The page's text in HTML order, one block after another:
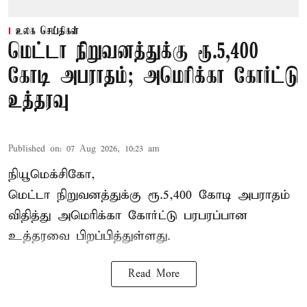
உலக செய்திகள்
மெட்டா நிறுவனத்துக்கு ரூ.5,400
கோடி அபராதம்; அமெரிக்கா கோர்ட்டு
உத்தரவு
Published on: 07 Aug 2026, 10:23 am
நியூமெக்சிகோ,
மெட்டா நிறுவனத்துக்கு ரூ.5,400 கோடி அபராதம்
விதித்து அமெரிக்கா கோர்ட்டு பரபரப்பான
உத்தரவை பிறப்பித்துள்ளது.
Read More